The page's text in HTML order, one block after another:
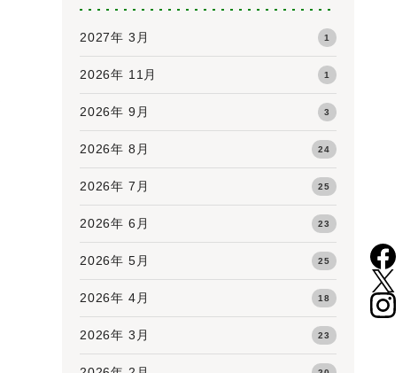
2027年 3月 1
2026年 11月 1
2026年 9月 3
2026年 8月 24
2026年 7月 25
2026年 6月 23
2026年 5月 25
2026年 4月 18
2026年 3月 23